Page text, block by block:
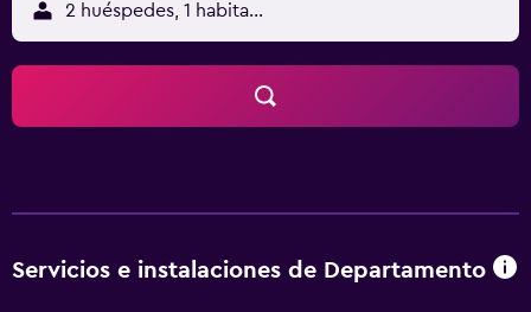
2 huéspedes, 1 habitación
Servicios e instalaciones de Departamento